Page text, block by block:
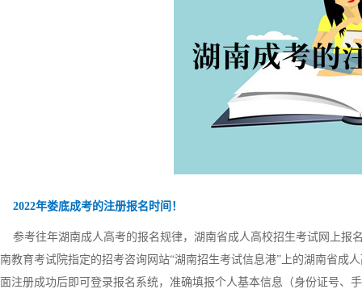
2022年娄底成考的注册报名时间！
参考往年湖南成人高考的报名规律，湖南省成人高校招生考试网上报
南教育考试院指定的招考咨询网站“湖南招生考试信息港”上的湖南省成
面注册成功后即可登录报名系统，准确填报个人基本信息（身份证号、